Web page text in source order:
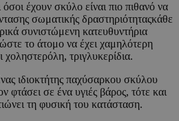
έχουν σκύλο είναι πιο πιθανό να
σωματικής δραστηριότηταςκάθε
συνιστώμενη κατευθυντήρια
το άτομο να έχει χαμηλότερη
τριγλυκερίδια.
ιδιοκτήτης παχύσαρκου σκύλου
φτάσει σε ένα υγιές βάρος, τότε και
τη φυσική του κατάσταση.